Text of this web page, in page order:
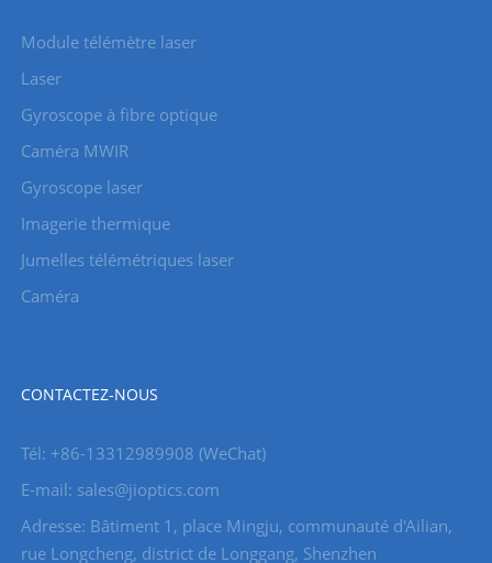
Module télémètre laser
Laser
Gyroscope à fibre optique
Caméra MWIR
Gyroscope laser
Imagerie thermique
Jumelles télémétriques laser
Caméra
CONTACTEZ-NOUS
Tél: +86-13312989908 (WeChat)
E-mail: sales@jioptics.com
Adresse: Bâtiment 1, place Mingju, communauté d'Ailian,
rue Longcheng, district de Longgang, Shenzhen